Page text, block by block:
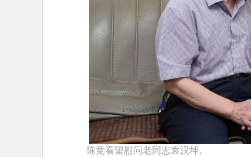
陈竞看望慰问老同志袁汉坤。